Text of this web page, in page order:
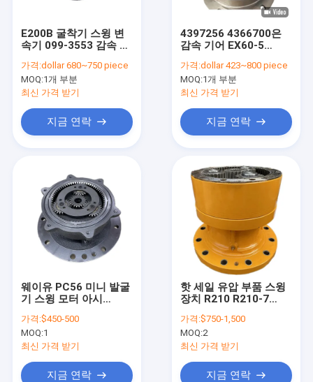
E200B 굴착기 스윙 변
속기 099-3553 감속 기
가격:dollar 680~750 piece
MOQ:1개 부분
최신 가격 받기
지금 연락
4397256 4366700은
감속 기어 EX60-5
제를 흔듭니다
가격:dollar 423~800 piece
MOQ:1개 부분
최신 가격 받기
지금 연락
웨이유 PC56 미니 발굴
기 스윙 모터 아시
로터리 모터 22H-60-
13201 스윙 기어박스
가격:$450-500
MOQ:1
최신 가격 받기
지금 연락
핫 세일 유압 부품 스윙
장치 R210 R210-7
윙 감속 기어박스
가격:$750-1,500
MOQ:2
최신 가격 받기
지금 연락